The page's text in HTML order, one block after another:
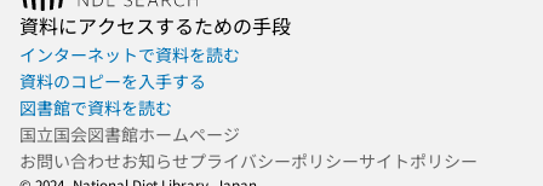
資料にアクセスするための手段
インターネットで資料を読む
資料のコピーを入手する
図書館で資料を読む
国立国会図書館ホームページ
お問い合わせお知らせプライバシーポリシーサイトポリシー